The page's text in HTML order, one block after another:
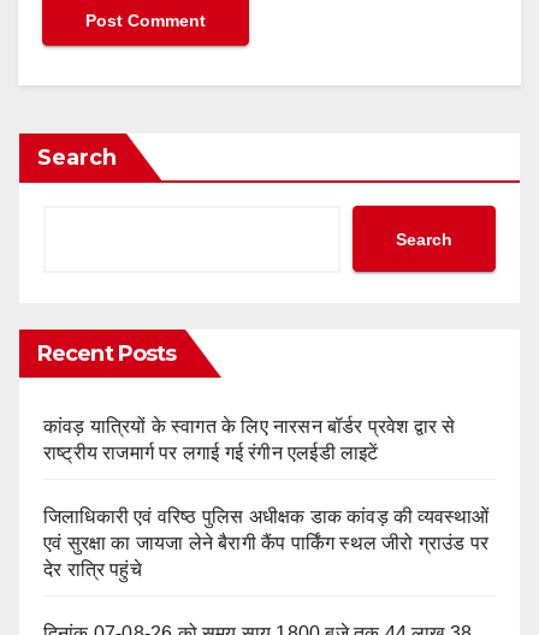
Search
Search
Recent Posts
कांवड़ यात्रियों के स्वागत के लिए नारसन बॉर्डर प्रवेश द्वार से
राष्ट्रीय राजमार्ग पर लगाई गई रंगीन एलईडी लाइटें
जिलाधिकारी एवं वरिष्ठ पुलिस अधीक्षक डाक कांवड़ की व्यवस्थाओं
एवं सुरक्षा का जायजा लेने बैरागी कैंप पार्किंग स्थल जीरो ग्राउंड पर
देर रात्रि पहुंचे